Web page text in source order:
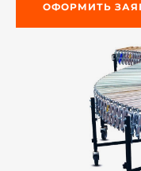
ОФОРМИТЬ